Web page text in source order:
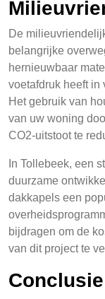
De
belangrijke
hernieuwbaar
voetafdruk heeft in
Het gebruik van
van uw woning
CO2-uitstoot te
In Tollebeek, een
duurzame
dakkapels een
bijdragen om de
van dit project te
Conclusie